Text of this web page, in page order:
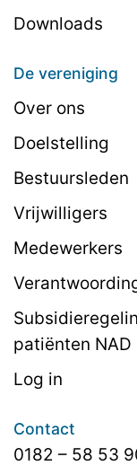
Downloads
De vereniging
Over ons
Doelstelling
Bestuursleden
Vrijwilligers
Medewerkers
patiënten NAD
Log in
Contact
0182 – 58 53